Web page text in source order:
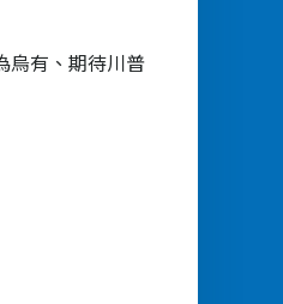
烏有、期待川普